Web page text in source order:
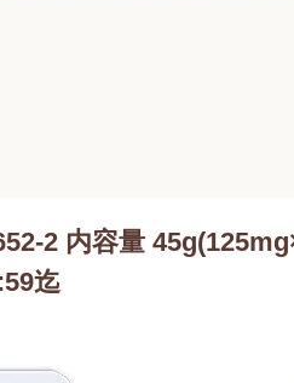
2 内容量
迄